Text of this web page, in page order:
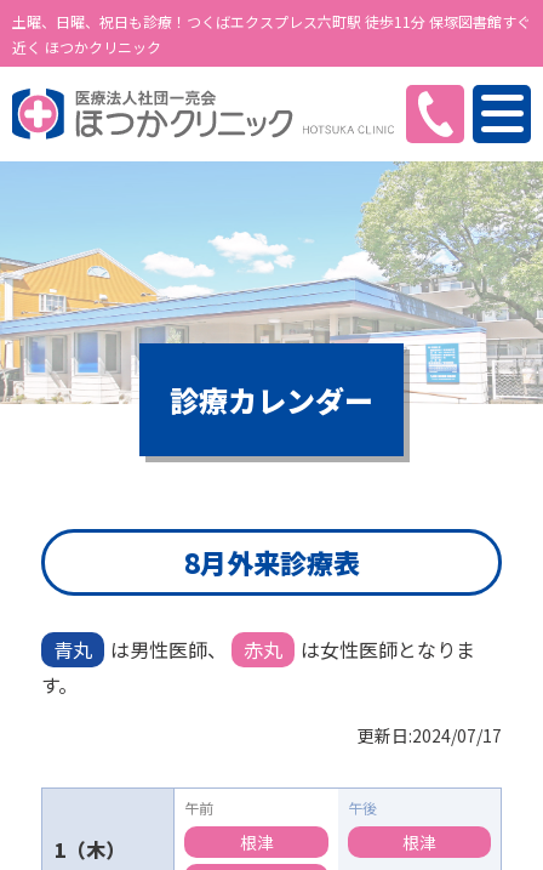
土曜、日曜、祝日も診療！つくばエクスプレス六町駅 徒歩11分 保塚図書館すぐ
近く ほつかクリニック
診療カレンダー
8月外来診療表
青丸 は男性医師、 赤丸
は女性医師となりま
す。
更新日:2024/07/17
1
根津
根津